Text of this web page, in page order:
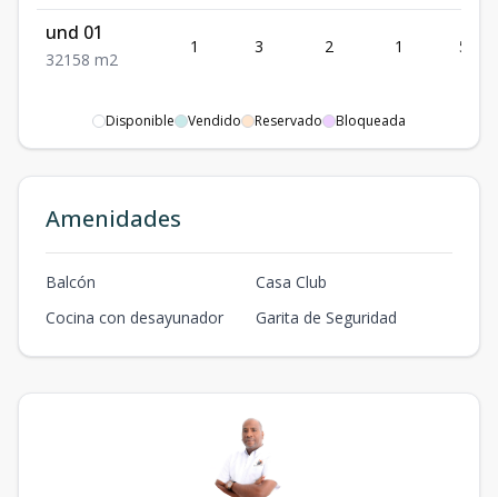
und 01
321 58 m2
1 3 2 1 58
Disponible Vendido Reservado Bloqueada
Amenidades
Balcón
Casa Club
Cocina con desayunador
Garita de Seguridad